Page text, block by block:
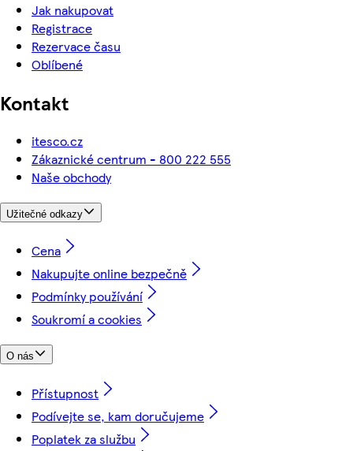
Jak nakupovat
Registrace
Rezervace času
Oblíbené
Kontakt
itesco.cz
Zákaznické centrum - 800 222 555
Naše obchody
Užitečné odkazy
Cena
Nakupujte online bezpečně
Podmínky používání
Soukromí a cookies
O nás
Přístupnost
Podívejte se, kam doručujeme
Poplatek za službu